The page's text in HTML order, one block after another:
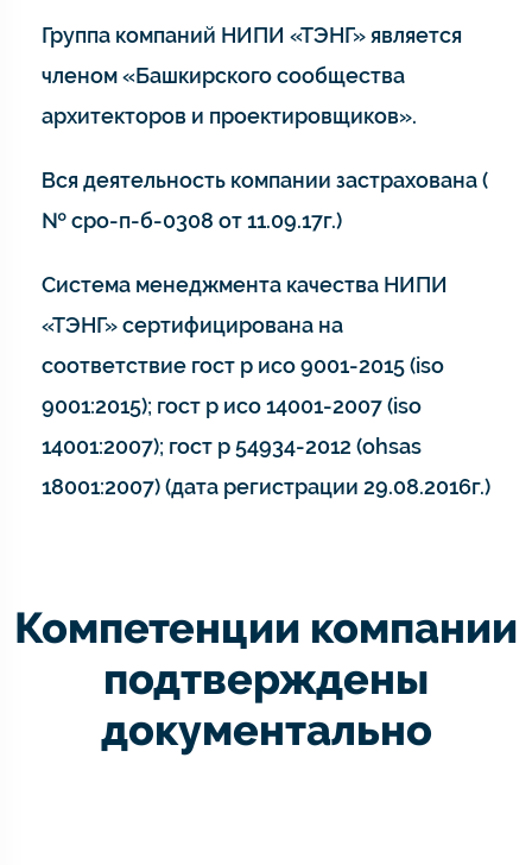
Группа компаний НИПИ «ТЭНГ» является
членом «Башкирского сообщества
архитекторов и проектировщиков».
Вся деятельность компании застрахована (
№ сро-п-б-0308 от 11.09.17г.)
Система менеджмента качества НИПИ
«ТЭНГ» сертифицирована на
соответствие гост р исо 9001-2015 (iso
9001:2015); гост р исо 14001-2007 (iso
14001:2007); гост р 54934-2012 (ohsas
18001:2007) (дата регистрации 29.08.2016г.)
Компетенции компании
подтверждены
документально